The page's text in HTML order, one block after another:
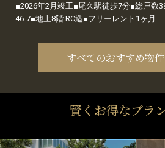
■2026年2月竣工■尾久駅徒歩7分■総戸数
46-7■地上8階 RC造■フリーレント1ヶ月
すべてのおすすめ物
賢くお得なブラ